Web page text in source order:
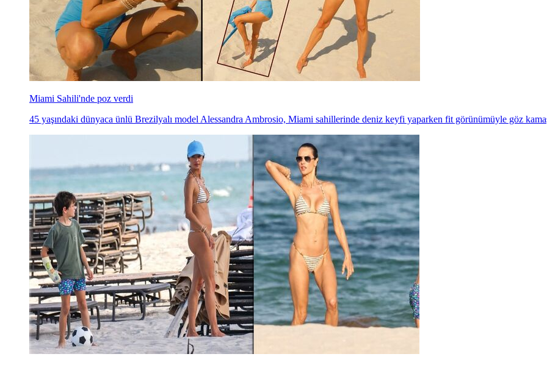
Miami Sahili'nde poz verdi
45 yaşındaki dünyaca ünlü Brezilyalı model Alessandra Ambrosio, Miami sahillerinde deniz keyfi yaparken fit görünümüyle göz